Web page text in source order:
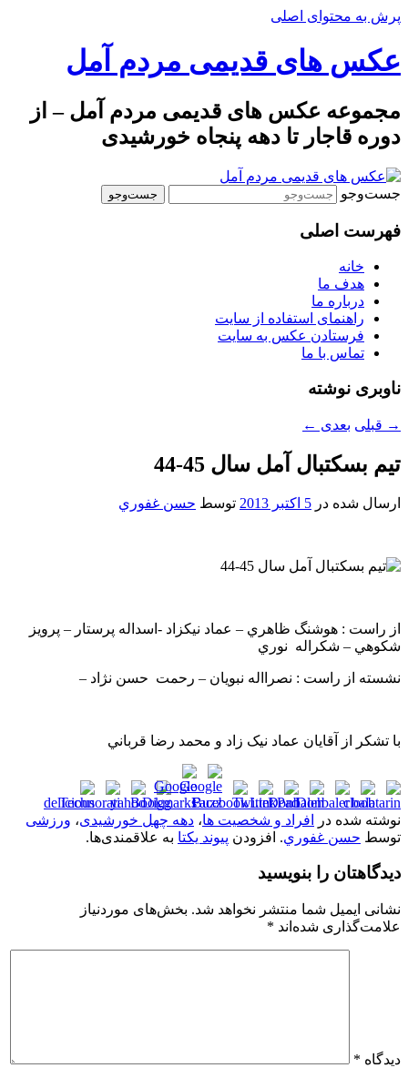
پرش به محتوای اصلی
عکس های قدیمی مردم آمل
مجموعه عکس های قدیمی مردم آمل – از
دوره قاجار تا دهه پنجاه خورشیدی
جست‌وجو
فهرست اصلی
خانه
هدف ما
درباره ما
راهنمای استفاده از سایت
فرستادن عکس به سایت
تماس با ما
ناوبری نوشته
→ قبلی بعدی ←
تيم بسکتبال آمل سال 45-44
ارسال شده در 5 اکتبر 2013 توسط حسن غفوري
از راست : هوشنگ ظاهري – عماد نيکزاد -اسداله پرستار – پرويز
شکوهي – شکراله نوري
نشسته از راست : نصرااله نبويان – رحمت حسن نژاد –
با تشکر از آقايان عماد نيک زاد و محمد رضا قرباني
نوشته شده در افراد و شخصیت ها، دهه چهل خورشیدی، ورزشی
توسط حسن غفوري. افزودن پیوند یکتا به علاقمندی‌ها.
دیدگاهتان را بنویسید
نشانی ایمیل شما منتشر نخواهد شد. بخش‌های موردنیاز
علامت‌گذاری شده‌اند *
دیدگاه *